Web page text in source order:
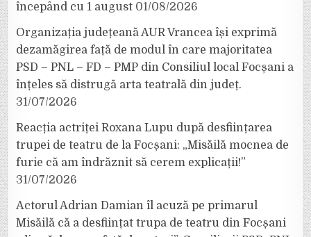
începând cu 1 august 01/08/2026
Organizația județeană AUR Vrancea își exprimă
dezamăgirea față de modul în care majoritatea
PSD – PNL – FD – PMP din Consiliul local Focșani a
înțeles să distrugă arta teatrală din județ.
31/07/2026
Reacția actriței Roxana Lupu după desființarea
trupei de teatru de la Focșani: „Misăilă mocnea de
furie că am îndrăznit să cerem explicații!”
31/07/2026
Actorul Adrian Damian îl acuză pe primarul
Misăilă că a desființat trupa de teatru din Focșani